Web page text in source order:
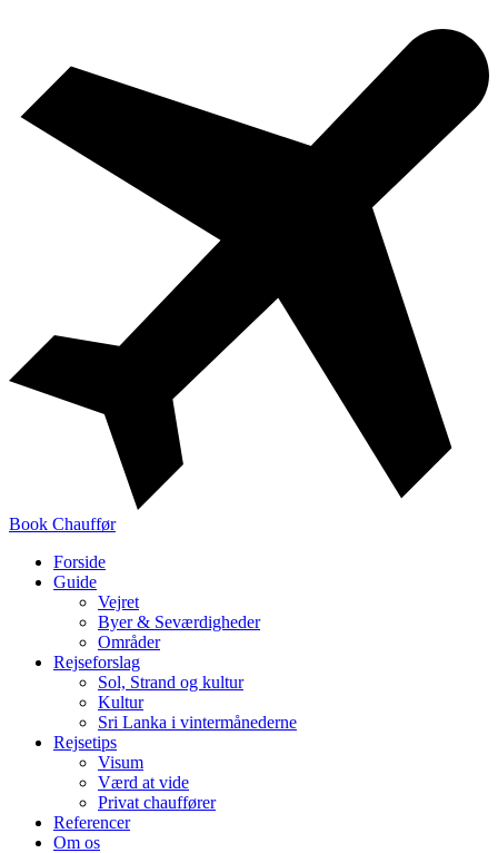
Book Chauffør
Forside
Guide
Vejret
Byer & Seværdigheder
Områder
Rejseforslag
Sol, Strand og kultur
Kultur
Sri Lanka i vintermånederne
Rejsetips
Visum
Værd at vide
Privat chauffører
Referencer
Om os